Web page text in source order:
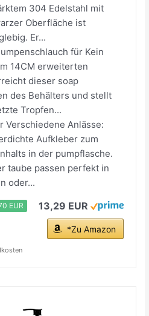
304 Edelstahl mit
Oberfläche ist
Er...
für Kein
14CM erweiterten
dieser soap
des Behälters und stellt
Tropfen...
Verschiedene Anlässe:
Aufkleber zum
in der pumpflasche.
taube passen perfekt in
oder...
EUR 13,29 EUR
*Zu Amazon